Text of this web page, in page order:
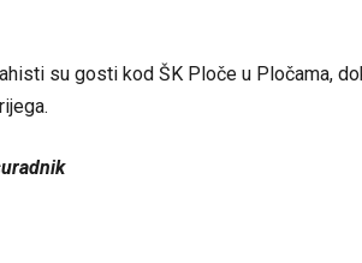
su gosti kod ŠK Ploče u Pločama,